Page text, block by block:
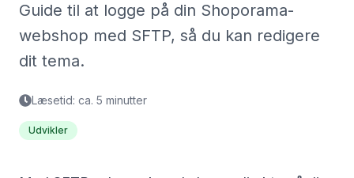
Guide til at logge på din Shoporama-
webshop med SFTP, så du kan redigere
dit tema.
Læsetid: ca. 5 minutter
Udvikler